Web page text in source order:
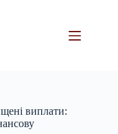
виплати: